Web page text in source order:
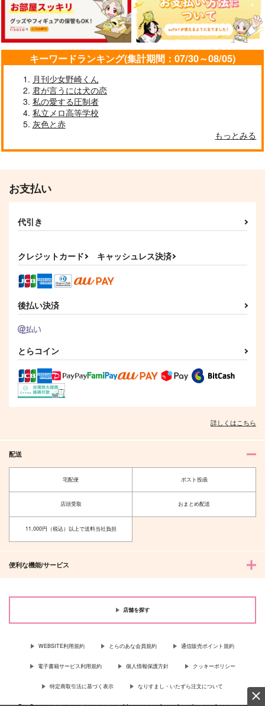
ぬいちゃんのとあるい
ちにち
二十日。
315円（税込）
サンプル
作品詳細
ぬいちゃん小説短編集
山田一郎×碧棺左馬刻
作品詳細
たい
715
ヒプノシスマイク
サンプル
現れた
787
We do not Weave Ou
サンプル
カート
cherry?
専売 629円（税込）
サンプル
カート
うたかたの
Face the music
サンプル
カート
キーワードランキング(集計期間：07/30～08/05)
月刊少女野崎くん
君が言うには犬の恋
私の愛する圧制者
私立メロ高等学校
灰色と赤
もっとみる
お支払い
代引き
クレジットカード キャッシュレス決済
後払い決済
とらコイン
詳しくはこちら
配送
宅配便 ポスト投函
店頭受取 おまとめ配送
11,000円（税込）以上で送料当社負担
便利な機能/サービス
店舗を探す
WEBSITE利用規約 とらのあな会員規約 通信販売ポイント規約
電子書籍サービス利用規約 個人情報保護方針 クッキーポリシー
特定商取引法に基づく表示 なりすまし・いたずら注文について